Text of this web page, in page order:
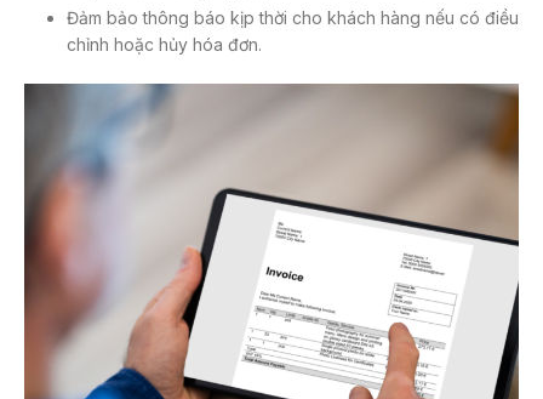
Đảm bảo thông báo kịp thời cho khách hàng nếu có điều
chỉnh hoặc hủy hóa đơn.